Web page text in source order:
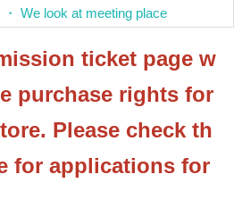
We look at meeting place
ticket page w
purchase rights for
Please check th
for applications for